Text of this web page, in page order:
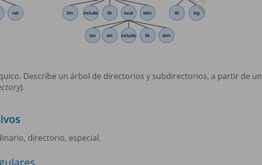
Describe un árbol de directorios y subdirectorios, a partir de un
).
directorio, especial.